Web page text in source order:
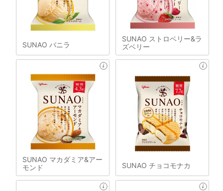
SUNAO バニラ
SUNAO ストロベリー&ラ
ズベリー
SUNAO マカダミア&アー
モンド
SUNAO チョコモナカ